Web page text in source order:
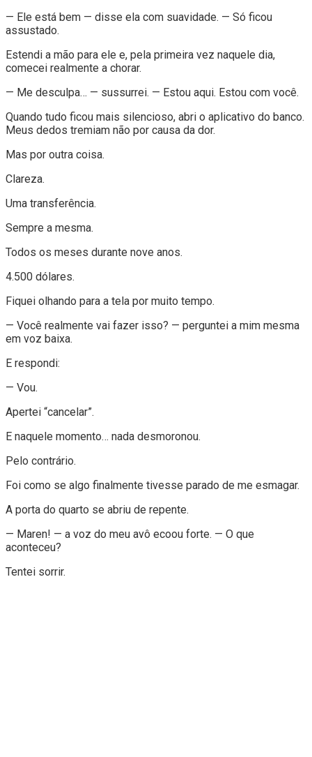
— Ele está bem — disse ela com suavidade. — Só ficou
assustado.
Estendi a mão para ele e, pela primeira vez naquele dia,
comecei realmente a chorar.
— Me desculpa… — sussurrei. — Estou aqui. Estou com você.
Quando tudo ficou mais silencioso, abri o aplicativo do banco.
Meus dedos tremiam não por causa da dor.
Mas por outra coisa.
Clareza.
Uma transferência.
Sempre a mesma.
Todos os meses durante nove anos.
4.500 dólares.
Fiquei olhando para a tela por muito tempo.
— Você realmente vai fazer isso? — perguntei a mim mesma
em voz baixa.
E respondi:
— Vou.
Apertei “cancelar”.
E naquele momento… nada desmoronou.
Pelo contrário.
Foi como se algo finalmente tivesse parado de me esmagar.
A porta do quarto se abriu de repente.
— Maren! — a voz do meu avô ecoou forte. — O que
aconteceu?
Tentei sorrir.